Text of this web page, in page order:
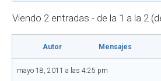
Viendo 2 entradas - de la 1 a la 2
Autor Mensajes
mayo 18, 2011 a las 4:25 pm